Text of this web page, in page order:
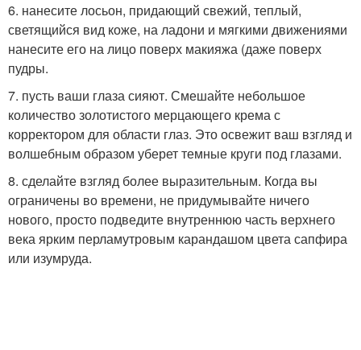
6. нанесите лосьон, придающий свежий, теплый,
светящийся вид коже, на ладони и мягкими движениями
нанесите его на лицо поверх макияжа (даже поверх
пудры.
7. пусть ваши глаза сияют. Смешайте небольшое
количество золотистого мерцающего крема с
корректором для области глаз. Это освежит ваш взгляд и
волшебным образом уберет темные круги под глазами.
8. сделайте взгляд более выразительным. Когда вы
ограничены во времени, не придумывайте ничего
нового, просто подведите внутреннюю часть верхнего
века ярким перламутровым карандашом цвета сапфира
или изумруда.